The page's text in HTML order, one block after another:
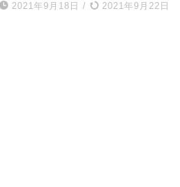
2021年9月18日 / 2021年9月22日